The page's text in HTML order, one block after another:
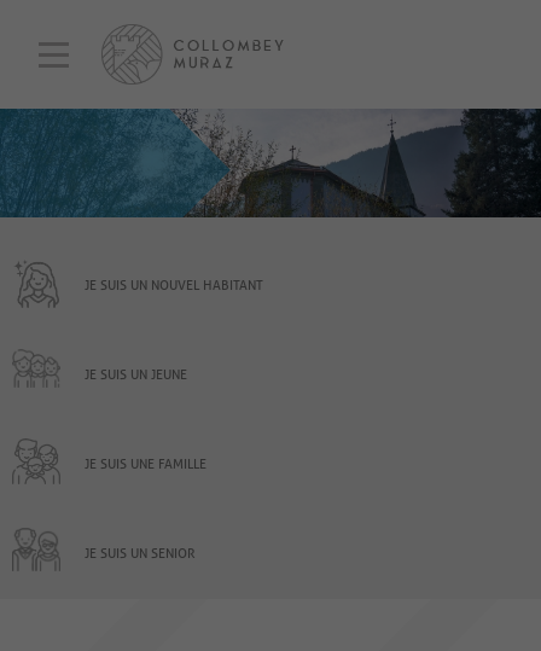
JE SUIS UN NOUVEL HABITANT
JE SUIS UN JEUNE
JE SUIS UNE FAMILLE
JE SUIS UN SENIOR